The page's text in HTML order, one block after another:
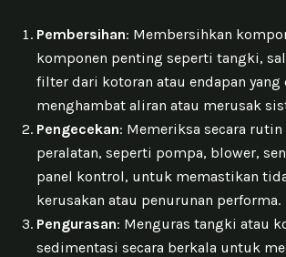
Pembersihan: Membersihkan
komponen penting seperti tangki,
filter dari kotoran atau endapan yang
menghambat aliran atau merusak
Pengecekan: Memeriksa secara rutin
peralatan, seperti pompa, blower,
panel kontrol, untuk memastikan
kerusakan atau penurunan performa.
Pengurasan: Menguras tangki atau
sedimentasi secara berkala untuk